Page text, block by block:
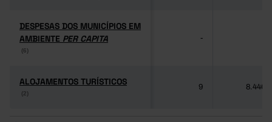
DESPESAS DOS MUNICÍPIOS EM
AMBIENTE PER CAPITA
(6)
DESPESAS DOS MUNICÍPIOS EM
AMBIENTE PER CAPITA
(6)
-
ALOJAMENTOS TURÍSTICOS
(2)
ALOJAMENTOS TURÍSTICOS
(2)
9 8.446